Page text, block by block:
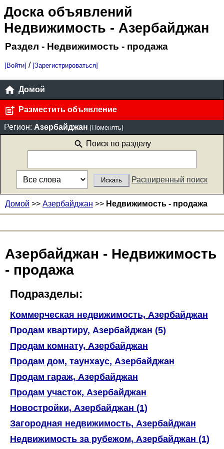
Доска объявлений
Недвижимость - Азербайджан
Раздел - Недвижимость - продажа
[Войти] / [Зарегистрироваться]
Домой
Разместить объявление
Регион: Азербайджан [Поменять]
Поиск по разделу
Расширенный поиск
Домой >> Азербайджан >> Недвижимость - продажа
Азербайджан - Недвижимость
- продажа
Подразделы:
Коммерческая недвижимость, Азербайджан
Продам квартиру, Азербайджан (5)
Продам комнату, Азербайджан
Продам дом, таунхаус, Азербайджан
Продам гараж, Азербайджан
Продам участок, Азербайджан
Новостройки, Азербайджан (1)
Загородная недвижимость, Азербайджан
Недвижимость за рубежом, Азербайджан (1)